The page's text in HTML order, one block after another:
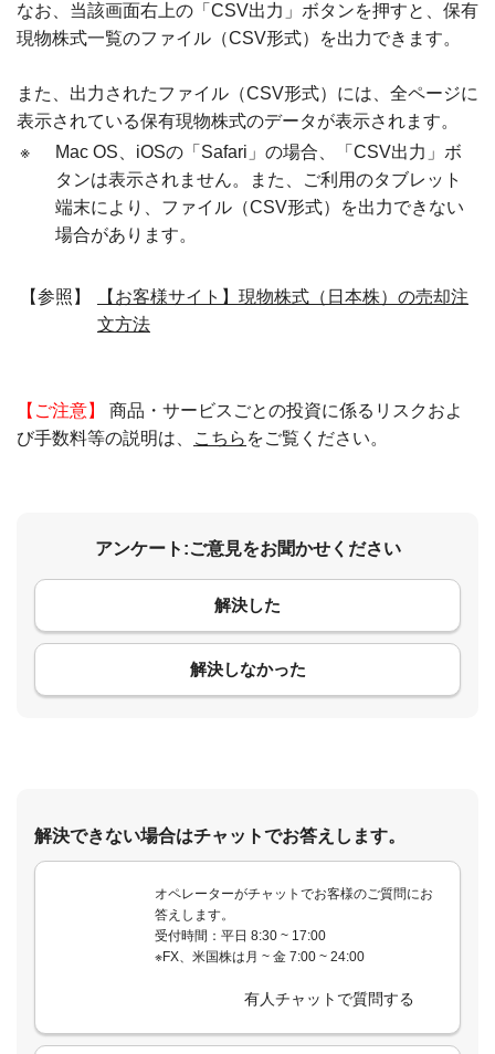
なお、当該画面右上の「CSV出力」ボタンを押すと、保有
現物株式一覧のファイル（CSV形式）を出力できます。
また、出力されたファイル（CSV形式）には、全ページに
表示されている保有現物株式のデータが表示されます。
※
Mac OS、iOSの「Safari」の場合、「CSV出力」ボ
タンは表示されません。また、ご利用のタブレット
端末により、ファイル（CSV形式）を出力できない
場合があります。
【参照】
【お客様サイト】現物株式（日本株）の売却注
文方法
【ご注意】
商品・サービスごとの投資に係るリスクおよ
び手数料等の説明は、
こちら をご覧ください。
アンケート:ご意見をお聞かせください
解決した
解決しなかった
コメント
解決できない場合はチャットでお答えします。
オペレーターがチャットでお客様のご質問にお
答えします。
受付時間：平日 8:30 ~ 17:00
※FX、米国株は月 ~ 金 7:00 ~ 24:00
有人チャットで質問する